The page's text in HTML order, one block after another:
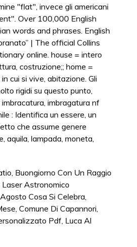
"flat", invece gli americani
Over 100,000 English
words and phrases. English
| The official Collins
online. house = intero
costruzione;; home =
cui si vive, abitazione. Gli
rigidi su questo punto,
imbragatura nf
: Identifica un essere, un
che assume genere
aquila, lampada, moneta,
, Buongiorno Con Un Raggio
Astronomico
Cosa Si Celebra,
, Comune Di Capannori,
Pdf, Luca Al